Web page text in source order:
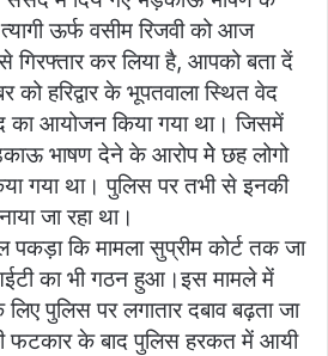
ऊर्फ वसीम रिजवी को आज
से गिरफ्तार कर लिया है, आपको बता दें
को हरिद्वार के भूपतवाला स्थित वेद
का आयोजन किया गया था। जिसमें
भाषण देने के आरोप मेे छह लोगो
गया था। पुलिस पर तभी से इनकी
जा रहा था।
पकड़ा कि मामला सुप्रीम कोर्ट तक जा
का भी गठन हुआ।इस मामले में
लिए पुलिस पर लगातार दबाव बढ़ता जा
फटकार के बाद पुलिस हरकत में आयी